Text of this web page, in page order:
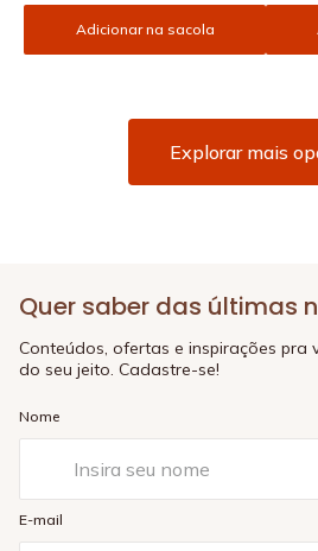
Adicionar na sacola
Quer saber das últimas
Conteúdos, ofertas e inspirações pra
do seu jeito. Cadastre-se!
Nome
E-mail